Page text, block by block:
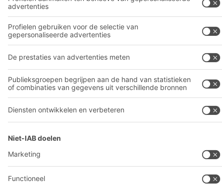
© 2026 BITO-Lagertechnik Bittmann GmbH
Websiteontwerp
+ | LOUIS
INTERNET
Dit aanbod is bestemd voor industrie, ambachten, handel en
commerciële activiteiten.
Terms of assembly
Algemene verkoop en betalingsvoorwaardenPrivacyverklaring
ImpressumPrivacy-instellingen